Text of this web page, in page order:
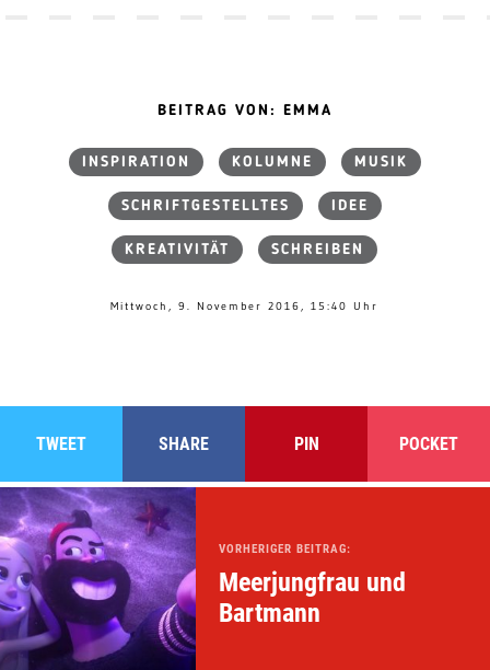
BEITRAG VON: EMMA
INSPIRATION KOLUMNE MUSIK
SCHRIFTGESTELLTES IDEE
KREATIVITÄT SCHREIBEN
Mittwoch, 9. November 2016, 15:40 Uhr
TWEET SHARE PIN POCKET
VORHERIGER BEITRAG:
Meerjungfrau und
Bartmann